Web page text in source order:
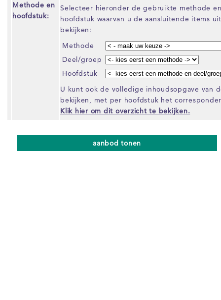
Methode en
hoofdstuk:
Selecteer hieronder de gebruikte methode
hoofdstuk waarvan u de aansluitende items
bekijken:
Methode
Deel/groep
Hoofdstuk
U kunt ook de volledige inhoudsopgave van
bekijken, met per hoofdstuk het
Klik hier om dit overzicht te bekijken.
aanbod tonen